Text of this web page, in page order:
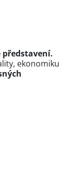
ekonomiku